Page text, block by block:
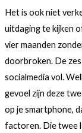
Het is ook niet
uitdaging te kijken
vier maanden
doorbroken. De
socialmedia vol.
gevoel zijn deze
op je smartphone,
factoren. Die twee